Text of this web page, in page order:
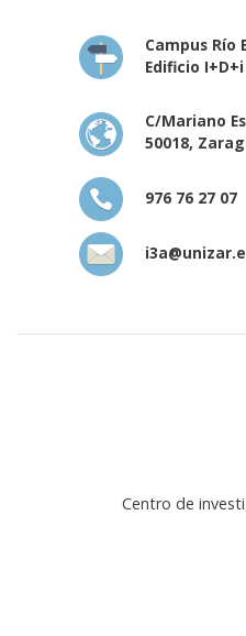
Campus Río
Edificio I+D+i
C/Mariano
50018,
976 76 27 07
Centro de